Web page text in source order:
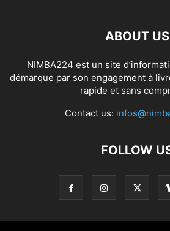
ABOUT US
NIMBA224 est un site
démarque par son engagement à
rapide et sans
Contact us:
FOLLOW